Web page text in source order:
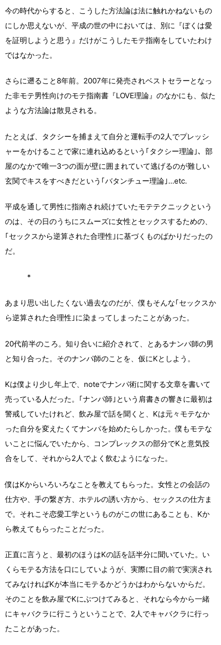
今の時代からすると、こうした方法論は法に触れかねないもの
にしか思えないが、平成の世の中においては、別に『ぼくは愛
を証明しようと思う』だけがこうしたモテ指南をしていたわけ
ではなかった。
さらに遡ること8年前。2007年に発売されベストセラーとなっ
た非モテ男性向けのモテ指南書『LOVE理論』のなかにも、似た
ような方法論は散見される。
たとえば、タクシーを捕まえて自分と運転手の2人でプレッシ
ャーをかけることで家に連れ込めるという｢タクシー理論｣、部
屋のなかで唯一3つの面が壁に囲まれていて逃げるのが難しい
玄関でキスをすべきだという｢バタンチュー理論｣…etc.
平成を通して男性に指南され続けていたモテテクニックという
のは、その日のうちにスムーズに女性とセックスするための、
｢セックスから逆算された合理性｣に基づくものばかりだったの
だ。
*
あまり思い出したくない過去なのだが、僕もそんな｢セックスか
ら逆算された合理性｣に染まってしまったことがあった。
20代前半のころ。知り合いに紹介されて、とあるナンパ師の男
と知り合った。そのナンパ師のことを、仮にKとしよう。
Kは僕より少し年上で、noteでナンパ術に関する文章を書いて
売っている人だった。｢ナンパ師｣という肩書きの響きに最初は
警戒していたけれど、飲み屋で話を聞くと、Kは元々モテなか
った自分を変えたくてナンパを始めたらしかった。僕もモテな
いことに悩んでいたから、コンプレックスの部分でKと意気投
合をして、それから2人でよく飲むようになった。
僕はKからいろいろなことを教えてもらった。女性との会話の
仕方や、手の繋ぎ方、ホテルの誘い方から、セックスの仕方ま
で。それこそ恋愛工学というものがこの世にあることも、Kか
ら教えてもらったことだった。
正直に言うと、最初のほうはKの話を話半分に聞いていた。い
くらモテる方法を口にしていようが、実際に目の前で実演され
てみなければKが本当にモテるかどうかはわからないからだ。
そのことを飲み屋でKにぶつけてみると、それなら今から一緒
にキャバクラに行こうということで、2人でキャバクラに行っ
たことがあった。